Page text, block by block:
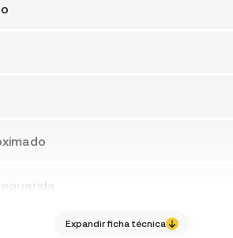
Expandir ficha técnica